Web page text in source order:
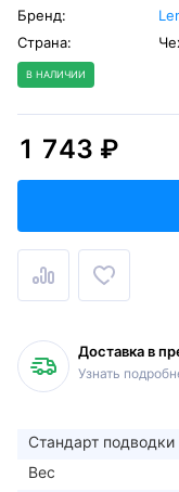
Бренд:
Страна:
В НАЛИЧИИ
1 743 ₽
Доставка в
Узнать
Стандарт подводки
Вес